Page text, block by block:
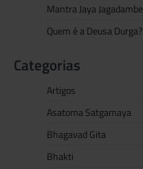
Mantra Jaya Jagadambe
Quem é a Deusa Durga?
Categorias
Artigos
Asatoma Satgamaya
Bhagavad Gita
Bhakti